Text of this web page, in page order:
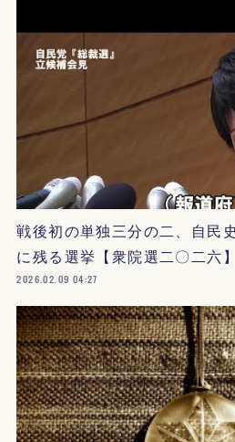
戦後初の単独三分の二、自民
に残る選挙【衆院選二〇二六】
2026.02.09 04:27